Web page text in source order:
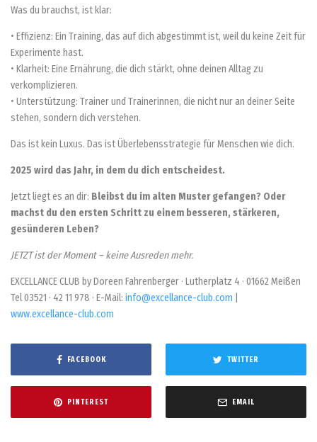
Was du brauchst, ist klar:
• Effizienz: Ein Training, das auf dich abgestimmt ist, weil du keine Zeit für
Experimente hast.
• Klarheit: Eine Ernährung, die dich stärkt, ohne deinen Alltag zu
verkomplizieren.
• Unterstützung: Trainer und Trainerinnen, die nicht nur an deiner Seite
stehen, sondern dich verstehen.
Das ist kein Luxus. Das ist Überlebensstrategie für Menschen wie dich.
2025 wird das Jahr, in dem du dich entscheidest.
Jetzt liegt es an dir: Bleibst du im alten Muster gefangen? Oder
machst du den ersten Schritt zu einem besseren, stärkeren,
gesünderen Leben?
JETZT ist der Moment – keine Ausreden mehr.
EXCELLANCE CLUB by Doreen Fahrenberger · Lutherplatz 4 · 01662 Meißen
Tel 03521 · 42 11 978 · E-Mail: info@excellance-club.com
www.excellance-club.com
FACEBOOK TWITTER
PINTEREST EMAIL